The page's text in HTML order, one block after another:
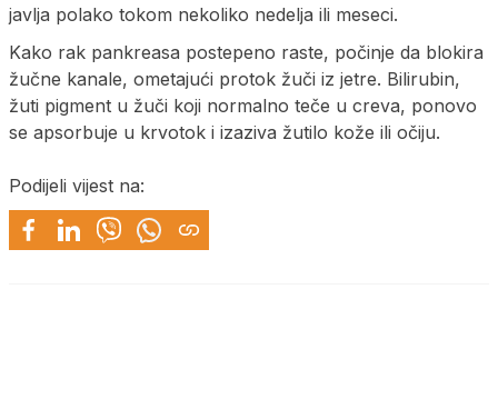
javlja polako tokom nekoliko nedelja ili meseci.
Kako rak pankreasa postepeno raste, počinje da blokira
žučne kanale, ometajući protok žuči iz jetre. Bilirubin,
žuti pigment u žuči koji normalno teče u creva, ponovo
se apsorbuje u krvotok i izaziva žutilo kože ili očiju.
Podijeli vijest na: